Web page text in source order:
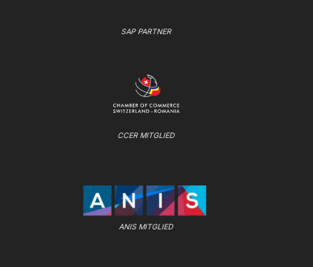
SAP PARTNER
CCER MITGLIED
ANIS MITGLIED